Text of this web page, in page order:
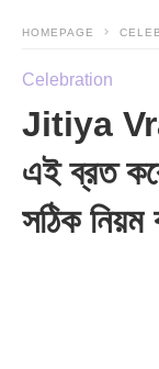
HOMEPAGE
Celebration
Jitiya
এই ব্রত
সঠিক নিয়ম